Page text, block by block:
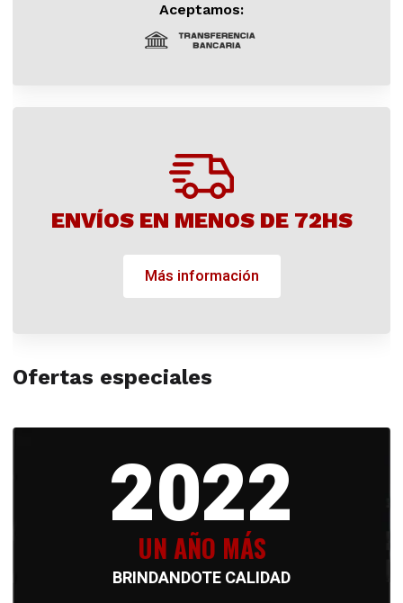
Aceptamos:
ENVÍOS EN MENOS DE 72HS
Más información
Ofertas especiales
2022
UN AÑO MÁS
BRINDANDOTE CALIDAD